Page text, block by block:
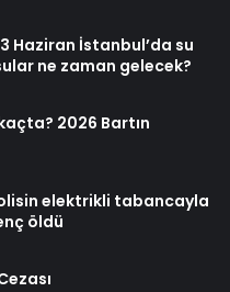
Haziran İstanbul’da su
ne zaman gelecek?
2026 Bartın
elektrikli tabancayla
öldü